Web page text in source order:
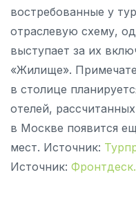
востребованные у
отраслевую схему,
выступает за их
«Жилище».
в столице
отелей,
в Москве появится
мест. Источник:
Источник: